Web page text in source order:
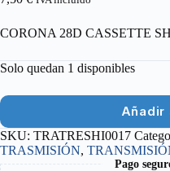
CORONA 28D CASSETTE
Solo quedan 1 disponibles
Añadir
SKU: TRATRESHI0017
TRASMISIÓN,
Pago